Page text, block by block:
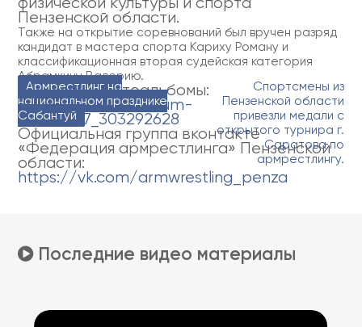
Пензенской области.
Также на открытие соревнований был вручен разряд
кандидат в мастера спорта Кариху Роману и
классификационная вторая судейская категория
Абрамкину Валерию.
Ссылка на фотоальбомы:
https://vk.com/album-
52085437_303292628
Официальная группа вконтакте
«Федерация армрестлинга» Пензенской
области:
https://vk.com/armwrestling_penza
Навигация
по
записям
Армрестлинг на
национальном празднике
Сабантуй
Спортсмены из
Пензенской области
привезли медали с
открытого турнира г.
Саратова по
армрестлингу.
Последние видео материалы